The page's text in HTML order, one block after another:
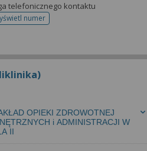
telefonicznego kontaktu
numer
telefonu do rejestracji
OPIEKI ZDROWOTNEJ
i ADMINISTRACJI W
II